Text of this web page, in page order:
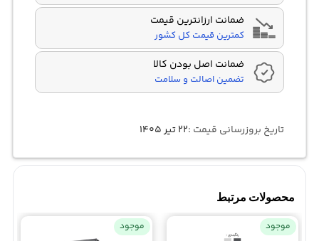
ضمانت ارزانترین قیمت
کمترین قیمت کل کشور
ضمانت اصل بودن کالا
تضمین اصالت و سلامت
تاریخ بروزرسانی قیمت :۲۲ تیر ۱۴۰۵
محصولات مرتبط
موجود موجود